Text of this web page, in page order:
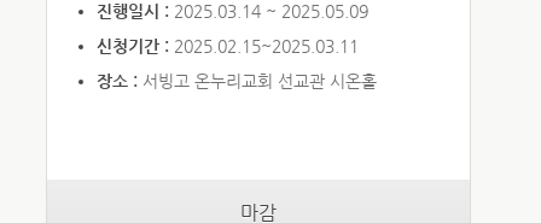
진행일시 : 2025.03.14 ~ 2025.05.09
신청기간 : 2025.02.15~2025.03.11
장소 : 서빙고 온누리교회 선교관 시온홀
마감